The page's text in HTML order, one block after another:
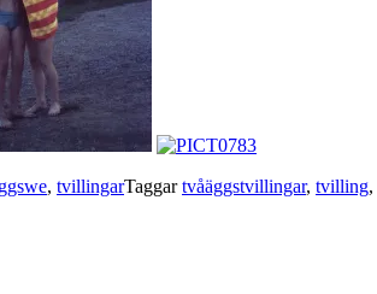
, tvillingarTaggartvåäggstvillingar, tvilling,